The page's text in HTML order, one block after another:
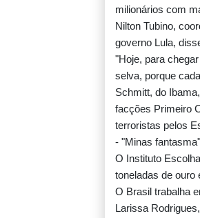
milionários com
Nilton Tubino,
governo Lula,
"Hoje, para
selva, porque
Schmitt, do
facções Primeiro
terroristas pelos
- "Minas
O Instituto
toneladas de ouro
O Brasil trabalha
Larissa